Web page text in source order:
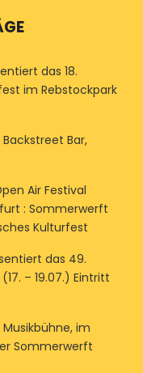
das 18.
im Rebstockpark
Backstreet Bar,
Air Festival
: Sommerwerft
Kulturfest
das 49.
– 19.07.) Eintritt
im
Sommerwerft